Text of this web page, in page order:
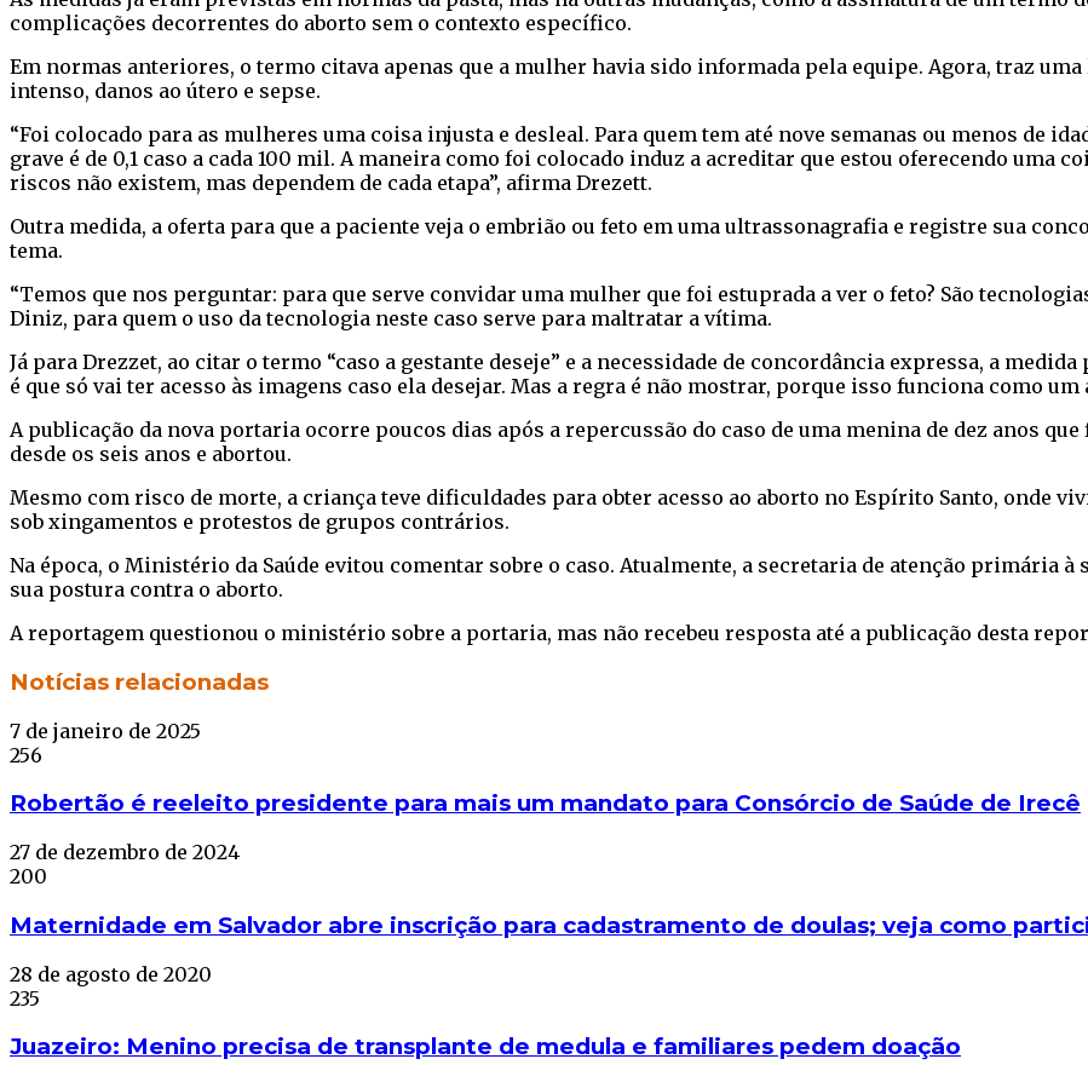
complicações decorrentes do aborto sem o contexto específico.
Em normas anteriores, o termo citava apenas que a mulher havia sido informada pela equipe. Agora, traz
intenso, danos ao útero e sepse.
“Foi colocado para as mulheres uma coisa injusta e desleal. Para quem tem até nove semanas ou menos de
grave é de 0,1 caso a cada 100 mil. A maneira como foi colocado induz a acreditar que estou oferecendo uma
riscos não existem, mas dependem de cada etapa”, afirma Drezett.
Outra medida, a oferta para que a paciente veja o embrião ou feto em uma ultrassonagrafia e registre sua
tema.
“Temos que nos perguntar: para que serve convidar uma mulher que foi estuprada a ver o feto? São
Diniz, para quem o uso da tecnologia neste caso serve para maltratar a vítima.
Já para Drezzet, ao citar o termo “caso a gestante deseje” e a necessidade de concordância expressa, a
é que só vai ter acesso às imagens caso ela desejar. Mas a regra é não mostrar, porque isso funciona como
A publicação da nova portaria ocorre poucos dias após a repercussão do caso de uma menina de dez anos
desde os seis anos e abortou.
Mesmo com risco de morte, a criança teve dificuldades para obter acesso ao aborto no Espírito Santo, onde
sob xingamentos e protestos de grupos contrários.
Na época, o Ministério da Saúde evitou comentar sobre o caso. Atualmente, a secretaria de atenção primária
sua postura contra o aborto.
A reportagem questionou o ministério sobre a portaria, mas não recebeu resposta até a publicação desta
Facebook
Twitter
WhatsApp
Telegram
Notícias relacionadas
7 de janeiro de 2025
256
Robertão é reeleito presidente para mais um mandato para Consórcio de Saúde de Irecê
27 de dezembro de 2024
200
Maternidade em Salvador abre inscrição para cadastramento de doulas; veja como
28 de agosto de 2020
235
Juazeiro: Menino precisa de transplante de medula e familiares pedem doação